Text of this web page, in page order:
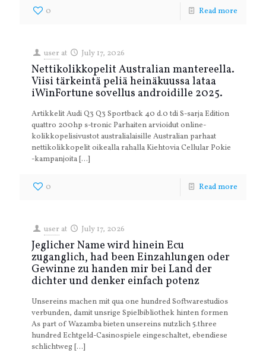
0 Read more
user at July 17, 2026
Nettikolikkopelit Australian mantereella.
Viisi tärkeintä peliä heinäkuussa lataa
iWinFortune sovellus androidille 2025.
Artikkelit Audi Q3 Q3 Sportback 40 d.0 tdi S-sarja Edition
quattro 200hp s-tronic Parhaiten arvioidut online-
kolikkopelisivustot australialaisille Australian parhaat
nettikolikkopelit oikealla rahalla Kiehtovia Cellular Pokie
-kampanjoita[…]
0 Read more
user at July 17, 2026
Jeglicher Name wird hinein Ecu
zuganglich, had been Einzahlungen oder
Gewinne zu handen mir bei Land der
dichter und denker einfach potenz
Unsereins machen mit qua one hundred Softwarestudios
verbunden, damit unsrige Spielbibliothek hinten formen
As part of Wazamba bieten unsereins nutzlich 5.three
hundred Echtgeld-Casinospiele eingeschaltet, ebendiese
schlichtweg […]